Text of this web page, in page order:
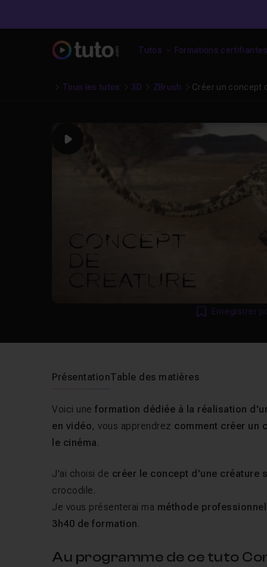
Tutos Formations certifiantes
Tous les tutos 3D ZBrush Créer un concept
Play
Enregistrer
PrésentationTable des matières
Voici uneformation dédiée à la réalisation
en vidéo, vous apprendrez comment créer un
le cinéma.
J'ai choisi de créer le concept d'une créature
crocodile.
Je vous présenterai ma méthode
3h40 de formation.
Au programme de ce tuto